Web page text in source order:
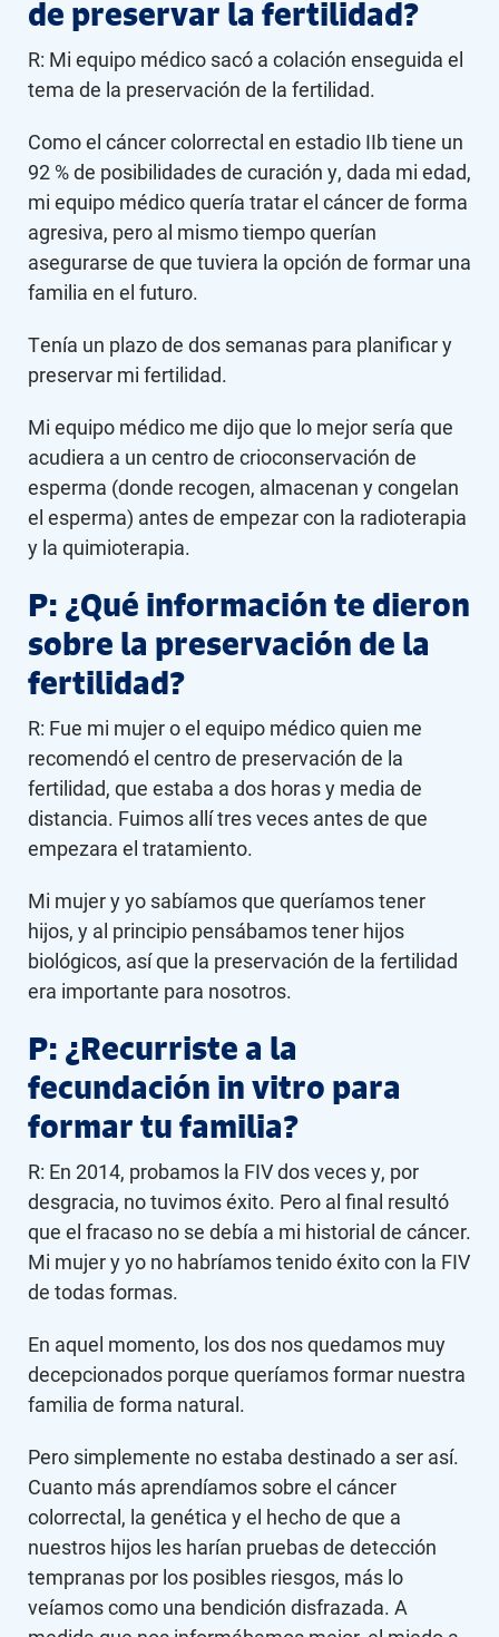
de preservar la fertilidad?
R: Mi equipo médico sacó a colación enseguida el
tema de la preservación de la fertilidad.
Como el cáncer colorrectal en estadio IIb tiene un
92 % de posibilidades de curación y, dada mi edad,
mi equipo médico quería tratar el cáncer de forma
agresiva, pero al mismo tiempo querían
asegurarse de que tuviera la opción de formar una
familia en el futuro.
Tenía un plazo de dos semanas para planificar y
preservar mi fertilidad.
Mi equipo médico me dijo que lo mejor sería que
acudiera a un centro de crioconservación de
esperma (donde recogen, almacenan y congelan
el esperma) antes de empezar con la radioterapia
y la quimioterapia.
P: ¿Qué información te dieron
sobre la preservación de la
fertilidad?
R: Fue mi mujer o el equipo médico quien me
recomendó el centro de preservación de la
fertilidad, que estaba a dos horas y media de
distancia. Fuimos allí tres veces antes de que
empezara el tratamiento.
Mi mujer y yo sabíamos que queríamos tener
hijos, y al principio pensábamos tener hijos
biológicos, así que la preservación de la fertilidad
era importante para nosotros.
P: ¿Recurriste a la
fecundación in vitro para
formar tu familia?
R: En 2014, probamos la FIV dos veces y, por
desgracia, no tuvimos éxito. Pero al final resultó
que el fracaso no se debía a mi historial de cáncer.
Mi mujer y yo no habríamos tenido éxito con la FIV
de todas formas.
En aquel momento, los dos nos quedamos muy
decepcionados porque queríamos formar nuestra
familia de forma natural.
Pero simplemente no estaba destinado a ser así.
Cuanto más aprendíamos sobre el cáncer
colorrectal, la genética y el hecho de que a
nuestros hijos les harían pruebas de detección
tempranas por los posibles riesgos, más lo
veíamos como una bendición disfrazada. A